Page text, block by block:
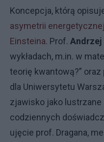
Koncepcja, którą
asymetrii
Einsteina. Prof. Andrzej
wykładach, m.in. w
teorię kwantową?”
dla Uniwersytetu
zjawisko jako
codziennych
ujęcie prof. Dragana,